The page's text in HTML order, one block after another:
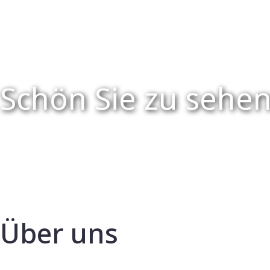
Schön Sie zu
Über uns